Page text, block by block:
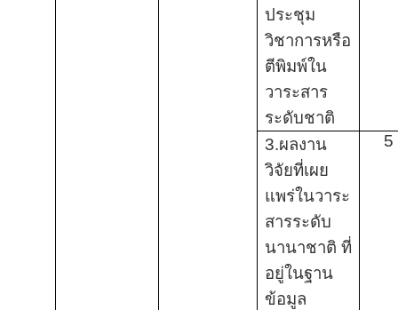
ประชุม
วิชาการหรือ
ตีพิมพ์ใน
วาระสาร
ระดับชาติ
3.ผลงาน
วิจัยที่เผย
แพร่ในวาระ
สารระดับ
นานาชาติ ที่
อยู่ในฐาน
ข้อมูล
5